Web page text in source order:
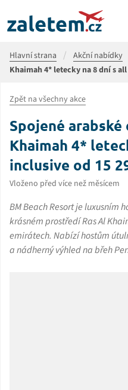
Hlavní strana Akční nabídky
Khaimah 4* letecky na 8 dní s
Zpět na všechny akce
Spojené arabské
Khaimah 4*
inclusive od 15
Vloženo před více než měsícem
BM Beach Resort je luxusním
krásném prostředí Ras Al
emirátech. Nabízí hostům
a nádherný výhled na břeh